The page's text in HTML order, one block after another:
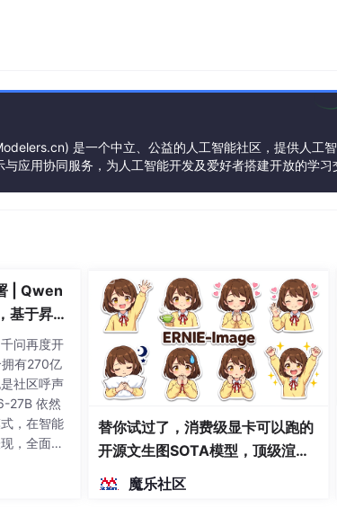
是一个中立、公益的人工智能社区，提供人工
与应用协同服务，为人工智能开发及爱好者搭建开放的学习
| Qwen
基于昇腾
问再度开
有270亿
社区呼声
27B 依然
，在智能
，全面超
的MoE模
替你试过了，消费级显卡可以跑的
开源文生图SOTA模型，顶级渲
染、高密度文本绘图
魔乐社区